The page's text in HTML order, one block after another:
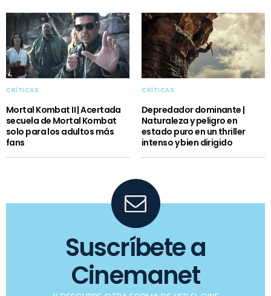
CRÍTICAS
Mortal Kombat II | Acertada
secuela de Mortal Kombat
solo para los adultos más
fans
CRÍTICAS
Depredador dominante |
Naturaleza y peligro en
estado puro en un thriller
intenso y bien dirigido
Suscríbete a
Cinemanet